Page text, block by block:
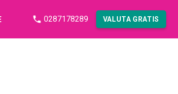
0287178289 VALUTA GRATIS